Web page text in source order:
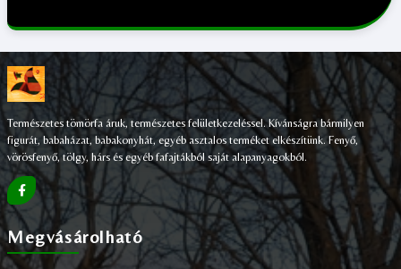
Természetes tömörfa áruk, természetes felületkezeléssel. Kívánságra bármilyen
figurát, babaházat, babakonyhát, egyéb asztalos terméket elkészítünk. Fenyő,
vörösfenyő, tölgy, hárs és egyéb fafajtákból saját alapanyagokból.
Megvásárolható